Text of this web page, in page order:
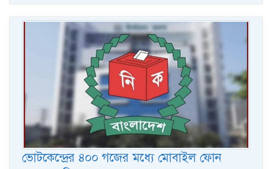
ভোটকেন্দ্রের ৪০০ গজের মধ্যে মোবাইল ফোন